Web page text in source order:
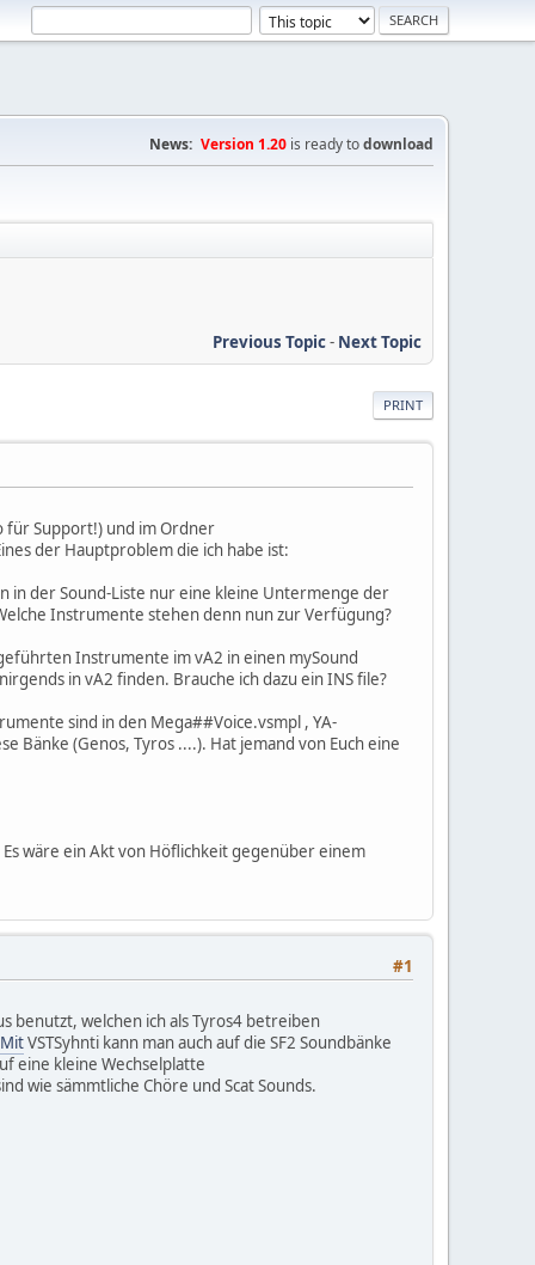
News: Version 1.20 is ready todownload
Previous Topic- Next Topic
PRINT
für Support!) und im Ordner
der Hauptproblem die ich habe ist:
in der Sound-Liste nur eine kleine Untermenge der
Instrumente stehen denn nun zur Verfügung?
Instrumente im vA2 in einen mySound
in vA2 finden. Brauche ich dazu ein INS file?
sind in den Mega##Voice.vsmpl , YA-
Bänke (Genos, Tyros ....). Hat jemand von Euch eine
wäre ein Akt von Höflichkeit gegenüber einem
#1
benutzt, welchen ich als Tyros4 betreiben
VSTSyhnti kann man auch auf die SF2 Soundbänke
eine kleine Wechselplatte
wie sämmtliche Chöre und Scat Sounds.